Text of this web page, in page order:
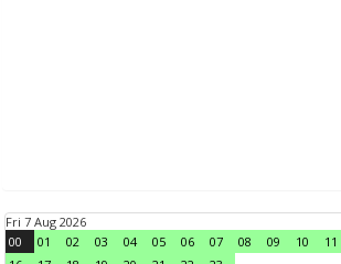
Fri 7 Aug 2026
00
01 02 03 04 05 06 07 08 09 10 11